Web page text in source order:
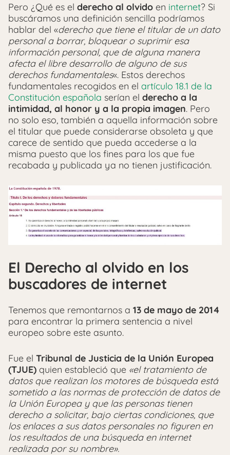
Pero ¿Qué es el derecho al olvido en internet? Si
buscáramos una definición sencilla podríamos
hablar del «derecho que tiene el titular de un dato
personal a borrar, bloquear o suprimir esa
información personal, que de alguna manera
afecta el libre desarrollo de alguno de sus
derechos fundamentales«. Estos derechos
fundamentales recogidos en el artículo 18.1 de la
Constitución española serían el derecho a la
intimidad, al honor y a la propia imagen. Pero
no solo eso, también a aquella información sobre
el titular que puede considerarse obsoleta y que
carece de sentido que pueda accederse a la
misma puesto que los fines para los que fue
recabada y publicada ya no tienen justificación.
El Derecho al olvido en los
buscadores de internet
Tenemos que remontarnos a 13 de mayo de 2014
para encontrar la primera sentencia a nivel
europeo sobre este asunto.
Fue el Tribunal de Justicia de la Unión Europea
(TJUE) quien estableció que «el tratamiento de
datos que realizan los motores de búsqueda está
sometido a las normas de protección de datos de
la Unión Europea y que las personas tienen
derecho a solicitar, bajo ciertas condiciones, que
los enlaces a sus datos personales no figuren en
los resultados de una búsqueda en internet
realizada por su nombre».